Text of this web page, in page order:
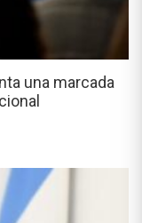
una marcada